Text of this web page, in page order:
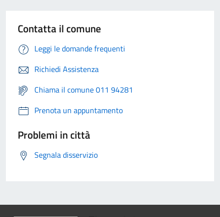
Contatta il comune
Leggi le domande frequenti
Richiedi Assistenza
Chiama il comune 011 94281
Prenota un appuntamento
Problemi in città
Segnala disservizio